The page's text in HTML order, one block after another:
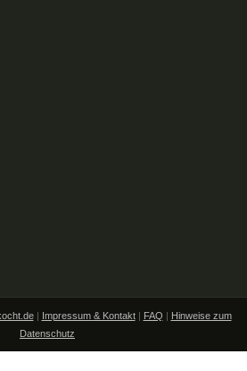
| Impressum & Kontakt| FAQ | Hinweise zum
Datenschutz